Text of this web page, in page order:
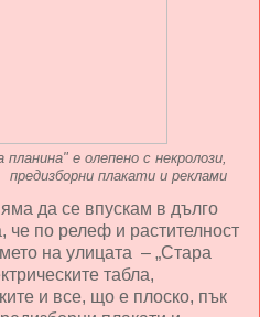
е олепено с некролози,
предизборни плакати и реклами
да се впускам в дълго
по релеф и растителност
на улицата – „Стара
табла,
и все, що е плоско, пък